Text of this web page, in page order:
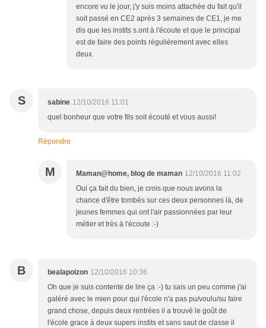
encore vu le jour, j'y suis moins attachée du fait qu'il
soit passé en CE2 après 3 semaines de CE1, je me
dis que les instits s.ont à l'écoute et que le principal
est de faire des points régulièrement avec elles
deux.
S sabine 12/10/2016 11:01
quel bonheur que votre fils soit écouté et vous aussi!
Répondre
M Maman@home, blog de maman 12/10/2016 11:02
Oui ça fait du bien, je crois que nous avons la
chance d'être tombés sur ces deux personnes là, de
jeunes femmes qui ont l'air passionnées par leur
métier et très à l'écoute :-)
B bealapoizon 12/10/2016 10:36
Oh que je suis contente de lire ça :-) tu sais un peu comme j'ai
galéré avec le mien pour qui l'école n'a pas pu/voulu/su faire
grand chose, depuis deux rentrées il a trouvé le goût de
l'école grace à deux supers instits et sans saut de classe il